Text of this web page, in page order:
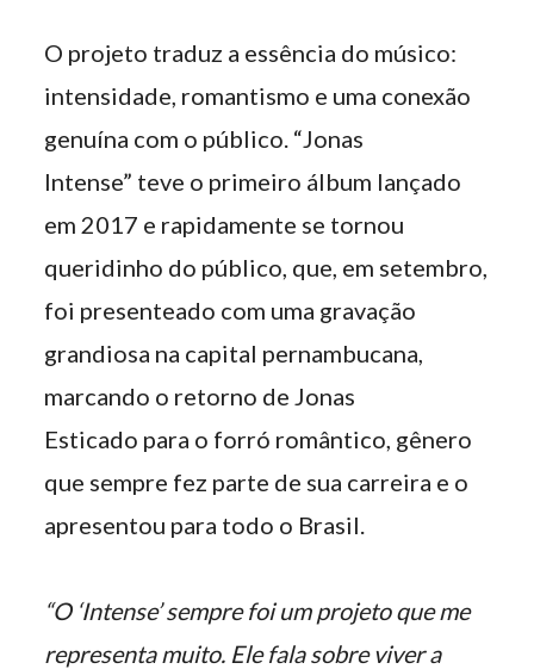
O projeto traduz a essência do músico:
intensidade, romantismo e uma conexão
genuína com o público. “Jonas
Intense” teve o primeiro álbum lançado
em 2017 e rapidamente se tornou
queridinho do público, que, em setembro,
foi presenteado com uma gravação
grandiosa na capital pernambucana,
marcando o retorno de Jonas
Esticado para o forró romântico, gênero
que sempre fez parte de sua carreira e o
apresentou para todo o Brasil.
“O ‘Intense’ sempre foi um projeto que me
representa muito. Ele fala sobre viver a